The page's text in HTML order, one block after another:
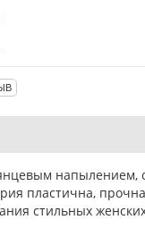
напылением,
пластична,
стильных